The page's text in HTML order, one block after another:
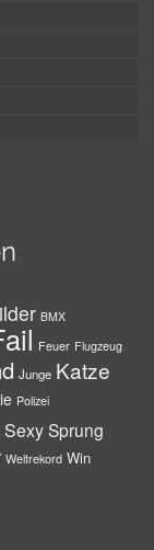
BMX
Feuer Flugzeug
Junge Katze
Polizei
SexySprung
Weltrekord Win